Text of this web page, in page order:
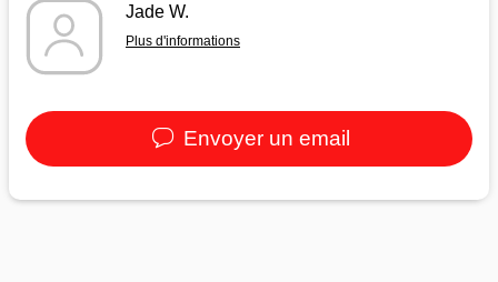
Jade W.
Plus d'informations
Envoyer un email